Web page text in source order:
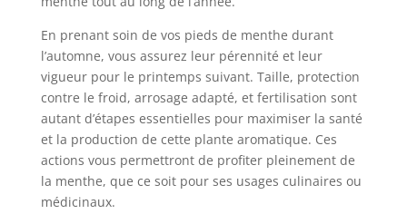
En prenant soin de vos pieds de menthe durant
l’automne, vous assurez leur pérennité et leur
vigueur pour le printemps suivant. Taille, protection
contre le froid, arrosage adapté, et fertilisation sont
autant d’étapes essentielles pour maximiser la santé
et la production de cette plante aromatique. Ces
actions vous permettront de profiter pleinement de
la menthe, que ce soit pour ses usages culinaires ou
médicinaux.